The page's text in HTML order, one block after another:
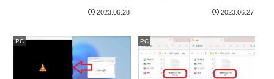
2023.06.28 2023.06.27
PC PC